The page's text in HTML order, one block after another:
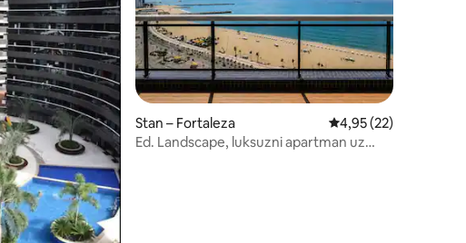
Stan – Fortaleza Prosječna ocjena:
4,95 (22)
Ed. Landscape, luksuzni apartman uz